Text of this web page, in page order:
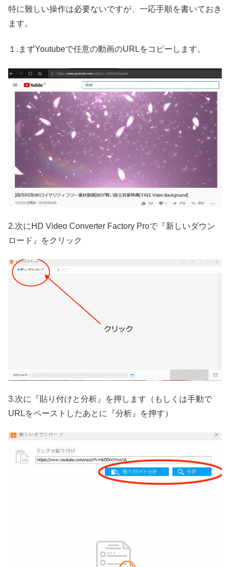
特に難しい操作は必要ないですが、一応手順を書いておき
ます。
１.まずYoutubeで任意の動画のURLをコピーします。
2.次にHD Video Converter Factory Proで『新しいダウン
ロード』をクリック
3.次に『貼り付けと分析』を押します（もしくは手動で
URLをペーストしたあとに『分析』を押す）